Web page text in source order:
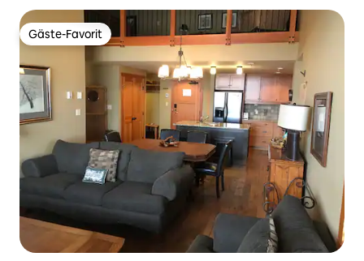
Gäste-Favorit
Gäste-Favorit